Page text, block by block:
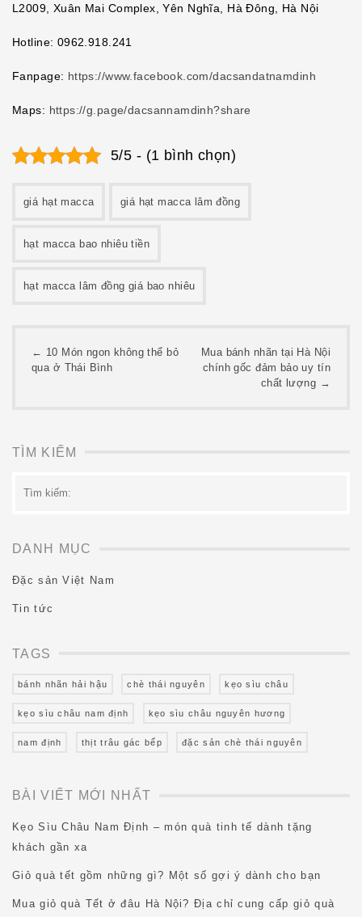
L2009, Xuân Mai Complex, Yên Nghĩa, Hà Đông, Hà Nội
Hotline: 0962.918.241
Fanpage: https://www.facebook.com/dacsandatnamdinh
Maps: https://g.page/dacsannamdinh?share
5/5 - (1 bình chọn)
giá hạt macca giá hạt macca lâm đồng
hạt macca bao nhiêu tiền
hạt macca lâm đồng giá bao nhiêu
Post
← 10 Món ngon không thể bỏ
qua ở Thái Bình
Mua bánh nhãn tại Hà Nội
chính gốc đảm bảo uy tín
chất lượng →
TÌM KIẾM
kiếm:
DANH MỤC
Đặc sản Việt Nam
Tin tức
TAGS
bánh nhãn hải hậu chè thái nguyên kẹo sìu châu
kẹo sìu châu nam định kẹo sìu châu nguyên hương
nam định thịt trâu gác bếp đặc sản chè thái nguyên
BÀI VIẾT MỚI NHẤT
Kẹo Sìu Châu Nam Định – món quà tinh tế dành tặng
khách gần xa
Giỏ quà tết gồm những gì? Một số gợi ý dành cho bạn
Mua giỏ quà Tết ở đâu Hà Nội? Địa chỉ cung cấp giỏ quà